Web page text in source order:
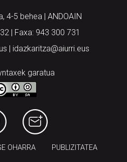
4-5 behea | ANDOAIN
| Faxa: 943 300 731
| idazkaritza@aiurri.eus
garatua
OHARRA PUBLIZITATEA